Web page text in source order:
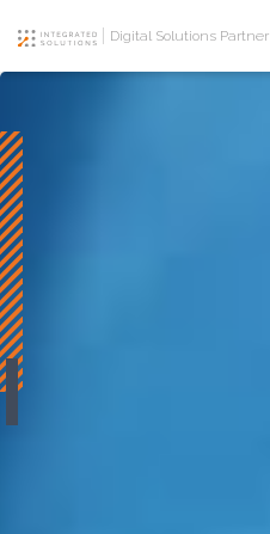
Digital Solutions Partner